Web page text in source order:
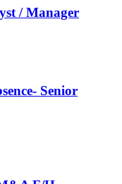
/ Manager
Senior